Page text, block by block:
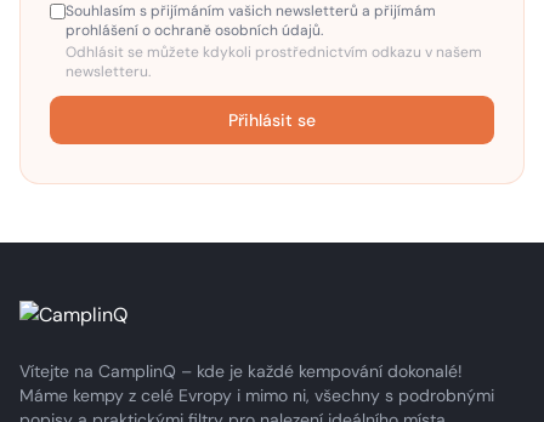
Souhlasím s přijímáním vašich newsletterů a přijímám
prohlášení o ochraně osobních údajů.
Odhlásit se můžete kdykoli prostřednictvím odkazu v našem
newsletteru.
Přihlásit se
Vítejte na CamplinQ – kde je každé kempování dokonalé!
Máme kempy z celé Evropy i mimo ni, všechny s podrobnými